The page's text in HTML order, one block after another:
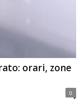
orari, zone
0